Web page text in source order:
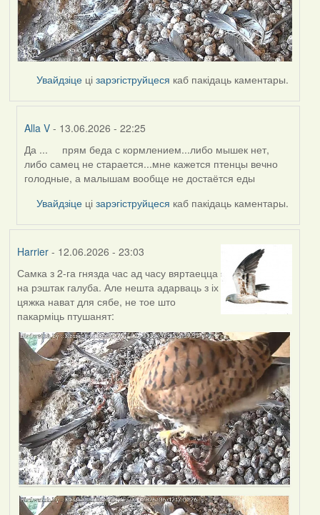
Увайдзіце цізарэгіструйцеся каб пакідаць каментары.
Alla V - 13.06.2026 - 22:25
In
reply
to
Да ... прям беда с кормлением...либо мышек нет,
либо самец не старается...мне кажется птенцы вечно
голодные, а малышам вообще не достаётся еды
Увайдзіце цізарэгіструйцеся каб пакідаць каментары.
Harrier- 12.06.2026 - 23:03
Самка з 2-га гнязда час ад часу вяртаецца
на рэштак галуба. Але нешта адарваць з іх
цяжка нават для сябе, не тое што
пакарміць птушанят: